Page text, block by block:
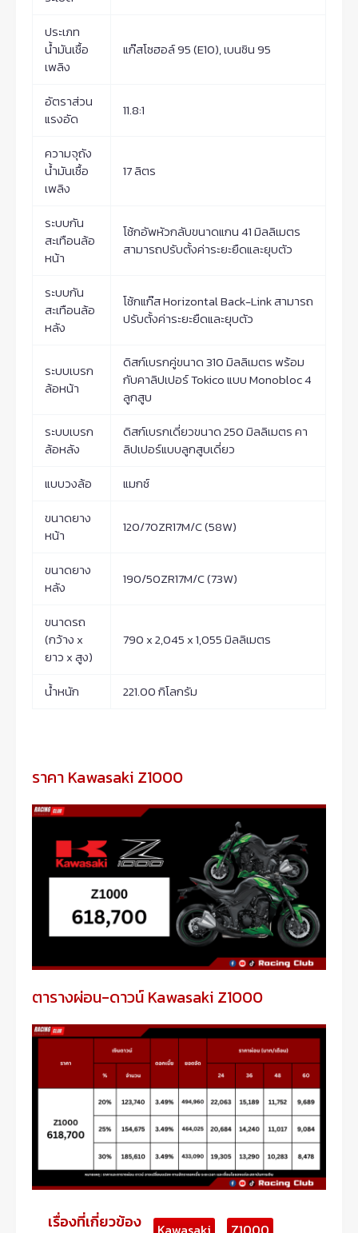
ประเภท
น้ำมันเชื้อ
เพลิง
แก๊สโซฮอล์ 95 (E10), เบนซิน 95
อัตราส่วน
แรงอัด
11.8:1
ความจุถัง
น้ำมันเชื้อ
เพลิง
17 ลิตร
ระบบกัน
สะเทือนล้อ
หน้า
โช้กอัพหัวกลับขนาดแกน 41 มิลลิเมตร
สามารถปรับตั้งค่าระยะยืดและยุบตัว
ระบบกัน
สะเทือนล้อ
หลัง
โช้กแก๊ส Horizontal Back-Link สามารถ
ปรับตั้งค่าระยะยืดและยุบตัว
ระบบเบรก
ล้อหน้า
ดิสก์เบรกคู่ขนาด 310 มิลลิเมตร พร้อม
กับคาลิปเปอร์ Tokico แบบ Monobloc 4
ลูกสูบ
ระบบเบรก
ล้อหลัง
ดิสก์เบรกเดี่ยวขนาด 250 มิลลิเมตร คา
ลิปเปอร์แบบลูกสูบเดี่ยว
แบบวงล้อ
แมกซ์
ขนาดยาง
หน้า
120/70ZR17M/C (58W)
ขนาดยาง
หลัง
190/50ZR17M/C (73W)
ขนาดรถ
(กว้าง x
ยาว x สูง)
790 x 2,045 x 1,055 มิลลิเมตร
น้ำหนัก 221.00 กิโลกรัม
ราคา Kawasaki Z1000
ตารางผ่อน-ดาวน์ Kawasaki Z1000
เรื่องที่เกี่ยวข้อง